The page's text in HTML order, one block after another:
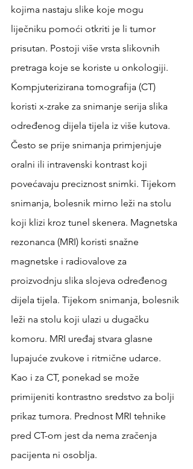
kojima nastaju slike koje mogu
liječniku pomoći otkriti je li tumor
prisutan. Postoji više vrsta slikovnih
pretraga koje se koriste u onkologiji.
Kompjuterizirana tomografija (CT)
koristi x-zrake za snimanje serija slika
određenog dijela tijela iz više kutova.
Često se prije snimanja primjenjuje
oralni ili intravenski kontrast koji
povećavaju preciznost snimki. Tijekom
snimanja, bolesnik mirno leži na stolu
koji klizi kroz tunel skenera. Magnetska
rezonanca (MRI) koristi snažne
magnetske i radiovalove za
proizvodnju slika slojeva određenog
dijela tijela. Tijekom snimanja, bolesnik
leži na stolu koji ulazi u dugačku
komoru. MRI uređaj stvara glasne
lupajuće zvukove i ritmične udarce.
Kao i za CT, ponekad se može
primijeniti kontrastno sredstvo za bolji
prikaz tumora. Prednost MRI tehnike
pred CT-om jest da nema zračenja
pacijenta ni osoblja.